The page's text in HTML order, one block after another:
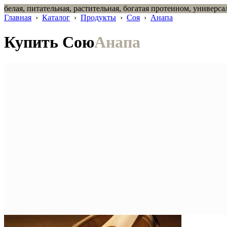
белая, питательная, растительная, богатая протеином,
Главная › Каталог › Продукты › Соя › Анапа
Купить СоюАнапа